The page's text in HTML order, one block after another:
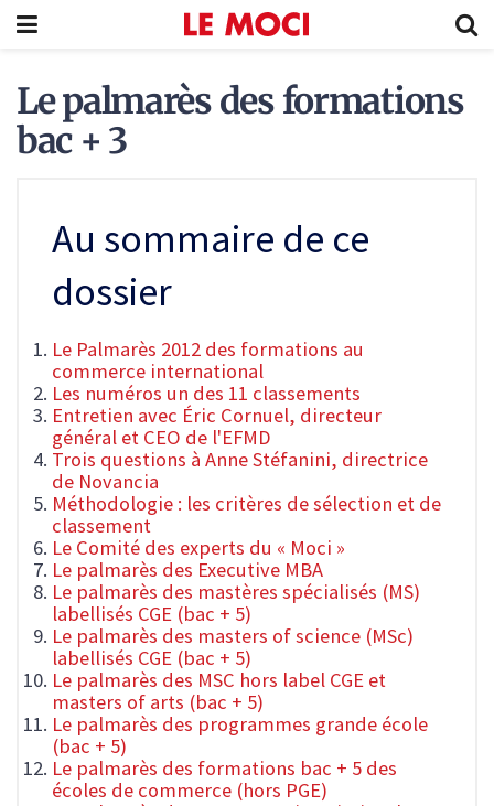
Le palmarès des formations
bac + 3
Au sommaire de ce
dossier
Le Palmarès 2012 des formations au
commerce international
Les numéros un des 11 classements
Entretien avec Éric Cornuel, directeur
général et CEO de l'EFMD
Trois questions à Anne Stéfanini, directrice
de Novancia
Méthodologie : les critères de sélection et de
classement
Le Comité des experts du « Moci »
Le palmarès des Executive MBA
Le palmarès des mastères spécialisés (MS)
labellisés CGE (bac + 5)
Le palmarès des masters of science (MSc)
labellisés CGE (bac + 5)
Le palmarès des MSC hors label CGE et
masters of arts (bac + 5)
Le palmarès des programmes grande école
(bac + 5)
Le palmarès des formations bac + 5 des
écoles de commerce (hors PGE)